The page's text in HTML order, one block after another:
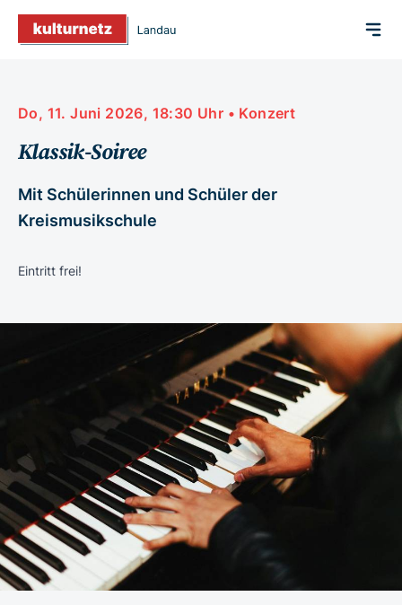
Do, 11. Juni 2026, 18:30 Uhr • Konzert
Klassik-Soiree
Mit Schülerinnen und Schüler der
Kreismusikschule
Eintritt frei!